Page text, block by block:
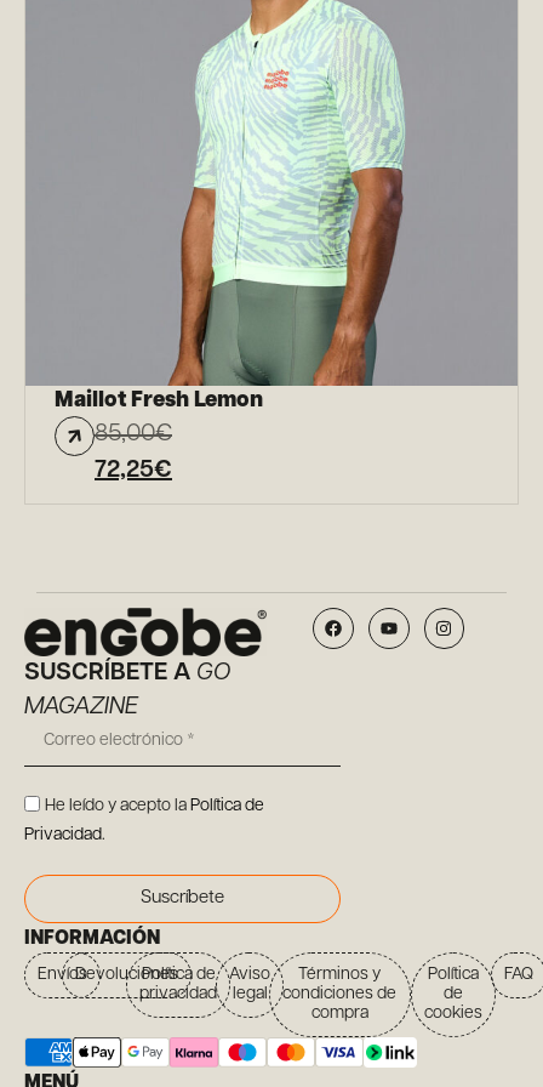
Maillot Fresh Lemon
85,00€
72,25€
SUSCRÍBETE A GO
MAGAZINE
He leído y acepto la Política de
Privacidad.
Suscríbete
INFORMACIÓN
EnvíosDevolucionesPolítica de
privacidad
Aviso
legal
Términos y
condiciones de
compra
Política
de
cookies
FAQ